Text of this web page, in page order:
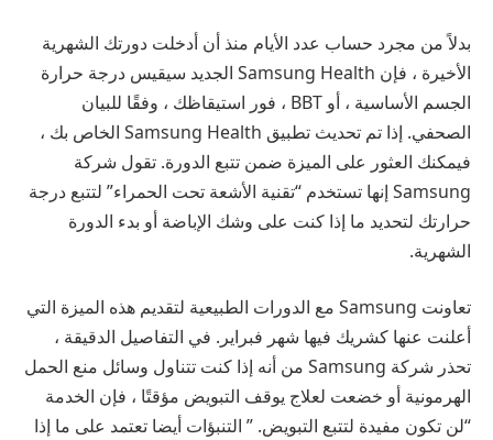
بدلاً من مجرد حساب عدد الأيام منذ أن أدخلت دورتك الشهرية
الأخيرة ، فإن Samsung Health الجديد سيقيس درجة حرارة
الجسم الأساسية ، أو BBT ، فور استيقاظك ، وفقًا للبيان
الصحفي. إذا تم تحديث تطبيق Samsung Health الخاص بك ،
فيمكنك العثور على الميزة ضمن تتبع الدورة. تقول شركة
Samsung إنها تستخدم “تقنية الأشعة تحت الحمراء” لتتبع درجة
حرارتك لتحديد ما إذا كنت على وشك الإباضة أو بدء الدورة
الشهرية.
تعاونت Samsung مع الدورات الطبيعية لتقديم هذه الميزة التي
أعلنت عنها كشريك فيها شهر فبراير . في التفاصيل الدقيقة ،
تحذر شركة Samsung من أنه إذا كنت تتناول وسائل منع الحمل
الهرمونية أو خضعت لعلاج يوقف التبويض مؤقتًا ، فإن الخدمة
“لن تكون مفيدة لتتبع التبويض. ” التنبؤات أيضا تعتمد على ما إذا